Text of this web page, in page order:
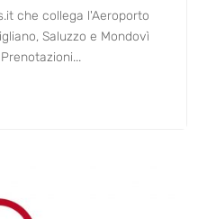
che collega l'Aeroporto
Saluzzo e Mondovì